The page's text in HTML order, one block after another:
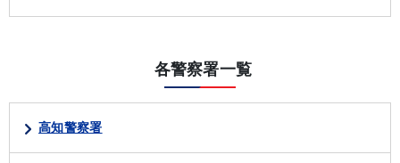
各警察署一覧
高知警察署